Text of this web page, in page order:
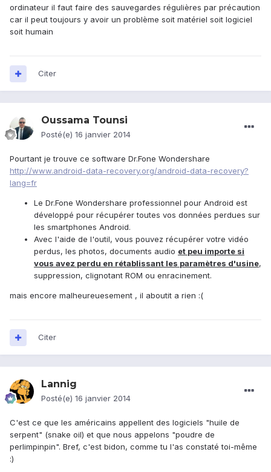
ordinateur il faut faire des sauvegardes régulières par précaution
car il peut toujours y avoir un problème soit matériel soit logiciel
soit humain
Citer
Oussama Tounsi
Posté(e) 16 janvier 2014
Pourtant je trouve ce software Dr.Fone Wondershare
http://www.android-data-recovery.org/android-data-recovery?
lang=fr
Le Dr.Fone Wondershare professionnel pour Android est
développé pour récupérer toutes vos données perdues sur
les smartphones Android.
Avec l'aide de l'outil, vous pouvez récupérer votre vidéo
perdus, les photos, documents audio et peu importe si
vous avez perdu en rétablissant les paramètres d'usine,
suppression, clignotant ROM ou enracinement.
mais encore malheureuesement , il aboutit a rien :(
Citer
Lannig
Posté(e) 16 janvier 2014
C'est ce que les américains appellent des logiciels "huile de
serpent" (snake oil) et que nous appelons "poudre de
perlimpinpin". Bref, c'est bidon, comme tu l'as constaté toi-même
:)